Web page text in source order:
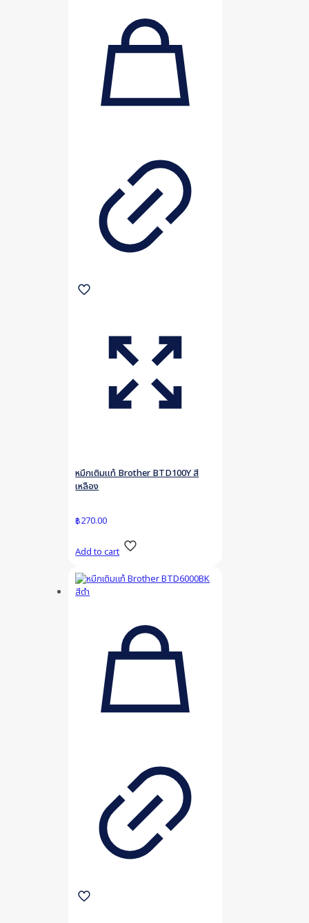
หมึกเติมแท้ Brother BTD100Y สี
เหลือง
฿270.00
Add to cart